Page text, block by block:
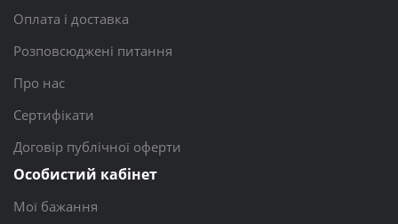
Оплата і доставка
Розповсюджені питання
Про нас
Сертифікати
Договір публічної оферти
Особистий кабінет
Мої бажання